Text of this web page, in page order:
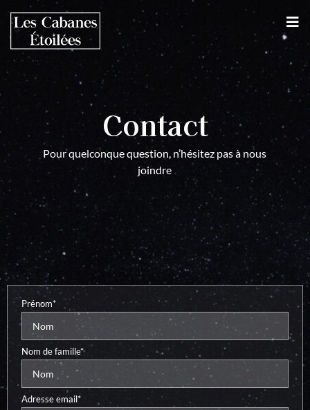
Contact
Pour quelconque question, n’hésitez pas à nous
joindre
Prénom*
Nom de famille*
Adresse email*